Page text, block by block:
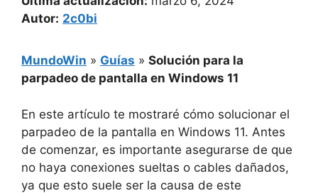
Autor: 2c0bi
MundoWin » Guías » Solución para la
parpadeo de pantalla en Windows 11
En este artículo te mostraré cómo solucionar el
parpadeo de la pantalla en Windows 11. Antes
de comenzar, es importante asegurarse de que
no haya conexiones sueltas o cables dañados,
ya que esto suele ser la causa de este